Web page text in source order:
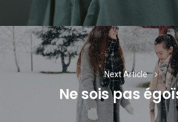
Next Article
Next
post:
Ne sois pas